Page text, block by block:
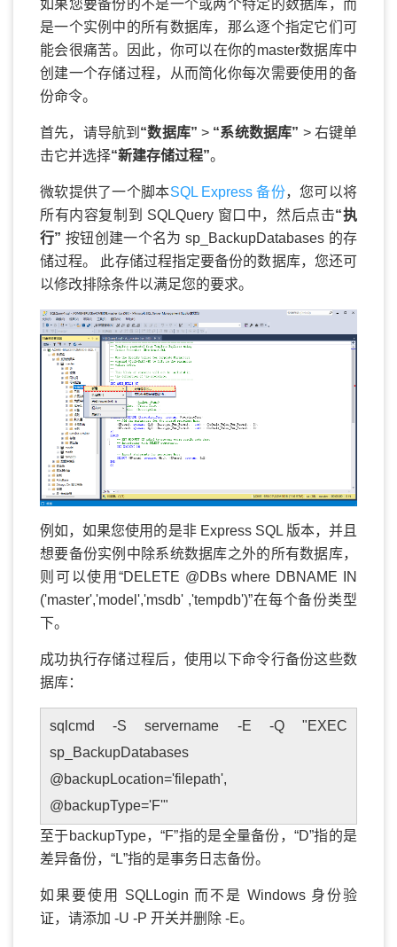
如果您要备份的不是一个或两个特定的数据库，而
是一个实例中的所有数据库，那么逐个指定它们可
能会很痛苦。因此，你可以在你的master数据库中
创建一个存储过程，从而简化你每次需要使用的备
份命令。
首先，请导航到 “数据库” > “系统数据库” > 右键单
击它并选择“新建存储过程”。
微软提供了一个脚本SQL Express 备份，您可以将
所有内容复制到 SQLQuery 窗口中，然后点击“执
行” 按钮创建一个名为 sp_BackupDatabases 的存
储过程。 此存储过程指定要备份的数据库，您还可
以修改排除条件以满足您的要求。
例如，如果您使用的是非 Express SQL 版本，并且
想要备份实例中除系统数据库之外的所有数据库，
则可以使用“DELETE @DBs where DBNAME IN
('master','model','msdb' ,'tempdb')”在每个备份类型
下。
成功执行存储过程后，使用以下命令行备份这些数
据库：
sqlcmd -S servername -E -Q "EXEC
sp_BackupDatabases
@backupLocation='filepath',
@backupType='F'"
至于backupType，“F”指的是全量备份，“D”指的是
差异备份，“L”指的是事务日志备份。
如果要使用 SQLLogin 而不是 Windows 身份验
证，请添加 -U -P 开关并删除 -E。